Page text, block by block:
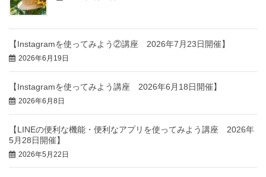
【Instagramを使ってみよう②講座 2026年7月23日開催】
2026年6月19日
【Instagramを使ってみよう講座 2026年6月18日開催】
2026年6月8日
【LINEの便利な機能・便利なアプリを使ってみよう講座 2026年
5月28日開催】
2026年5月22日